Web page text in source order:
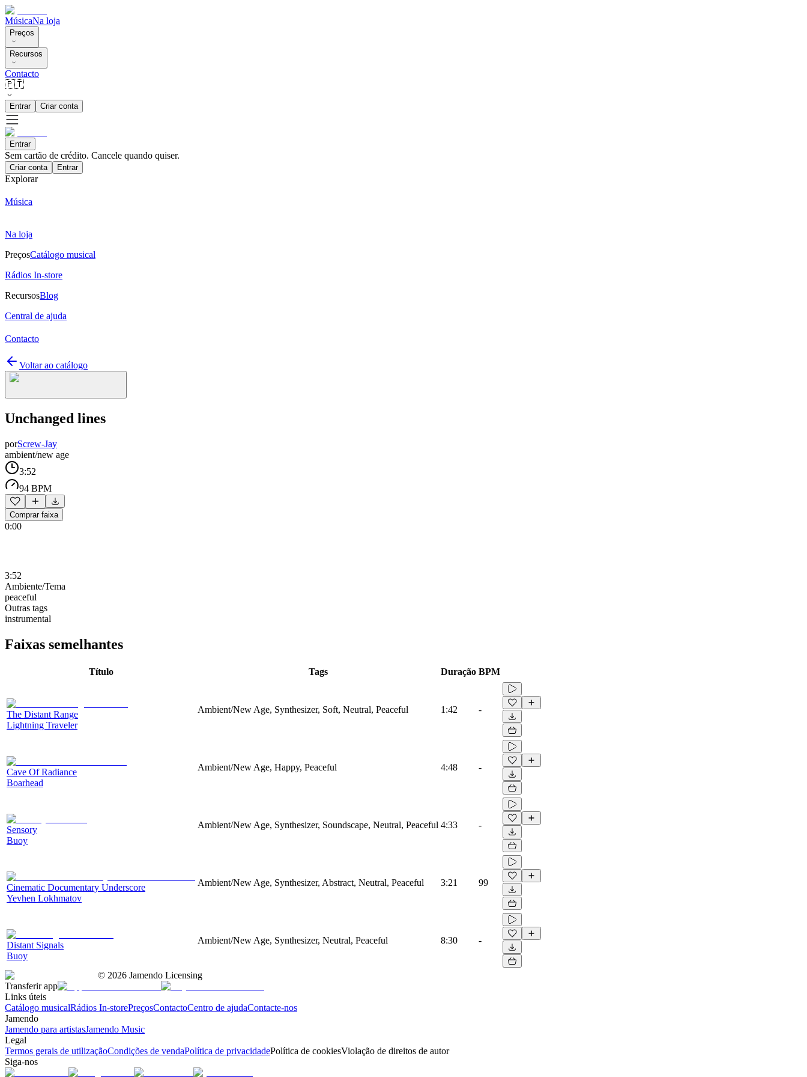
MúsicaNa loja
Preços
Recursos
Contacto
🇵🇹
Entrar Criar conta
Entrar
Sem cartão de crédito. Cancele quando quiser.
Criar conta Entrar
Explorar
Música
Na loja
PreçosCatálogo musical
Rádios In-store
RecursosBlog
Central de ajuda
Contacto
Voltar ao catálogo
Unchanged lines
porScrew-Jay
ambient/new age
3:52
94 BPM
Comprar faixa
0:00
3:52
Ambiente/Tema
peaceful
Outras tags
instrumental
Faixas semelhantes
Título Tags Duração BPM
The Distant Range
Lightning Traveler
Ambient/New Age, Synthesizer, Soft, Neutral, Peaceful 1:42 -
Cave Of Radiance
Boarhead
Ambient/New Age, Happy, Peaceful 4:48 -
Sensory
Buoy
Ambient/New Age, Synthesizer, Soundscape, Neutral, Peaceful 4:33 -
Cinematic Documentary Underscore
Yevhen Lokhmatov
Ambient/New Age, Synthesizer, Abstract, Neutral, Peaceful 3:21 99
Distant Signals
Buoy
Ambient/New Age, Synthesizer, Neutral, Peaceful 8:30 -
© 2026 Jamendo Licensing
Transferir app
Links úteis
Catálogo musicalRádios In-storePreçosContactoCentro de ajudaContacte-nos
Jamendo
Jamendo para artistasJamendo Music
Legal
Termos gerais de utilizaçãoCondições de vendaPolítica de privacidadePolítica de cookiesViolação de direitos de autor
Siga-nos